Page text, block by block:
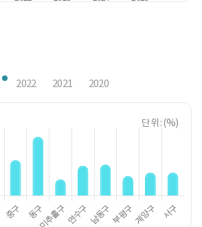
2022 2021 2020
단위 : (%)